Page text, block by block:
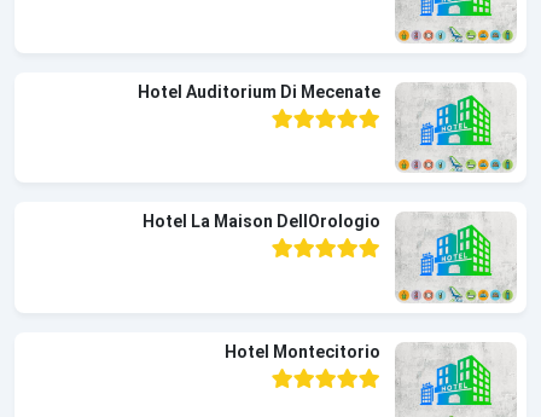
Hotel Auditorium Di Mecenate
Hotel La Maison DellOrologio
Hotel Montecitorio